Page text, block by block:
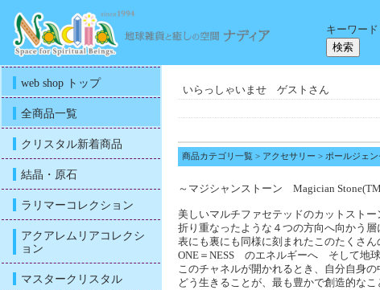
キーワード
web shop トップ
全商品一覧
クリスタル新着商品
結晶・原石
ラリマーコレクション
アクアレムリアコレクシ
ョン
マスタークリスタル
いらっしゃいませ ゲストさん
商品カテゴリ一覧 > アクセサリー > ポールジェ
～マジシャンストーン Magician
美しいマルチファセテッドのカットストー
折り重なったような４つの方向へ向かう層
表にも裏にも同様に刻まれたこのたくさ
ONE＝NESS のエネルギーへ そして地球
このチャネルが開かれるとき、自分自身
どう生きることが、最も豊かで創造的な